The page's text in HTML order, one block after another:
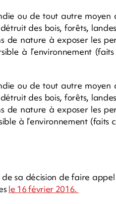
ou de tout autre moyen
des bois, forêts,
de nature à exposer les
à l’environnement
ou de tout autre moyen
des bois, forêts,
de nature à exposer les
à l’environnement (faits
sa décision de faire
le 16 février 2016.